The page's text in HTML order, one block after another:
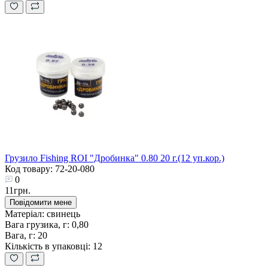
Грузило Fishing ROI "Дробинка" 0.80 20 г.(12 уп.кор.)
Код товару: 72-20-080
0
11грн.
Повідомити мене
Матеріал: свинець
Вага грузика, г: 0,80
Вага, г: 20
Кількість в упаковці: 12